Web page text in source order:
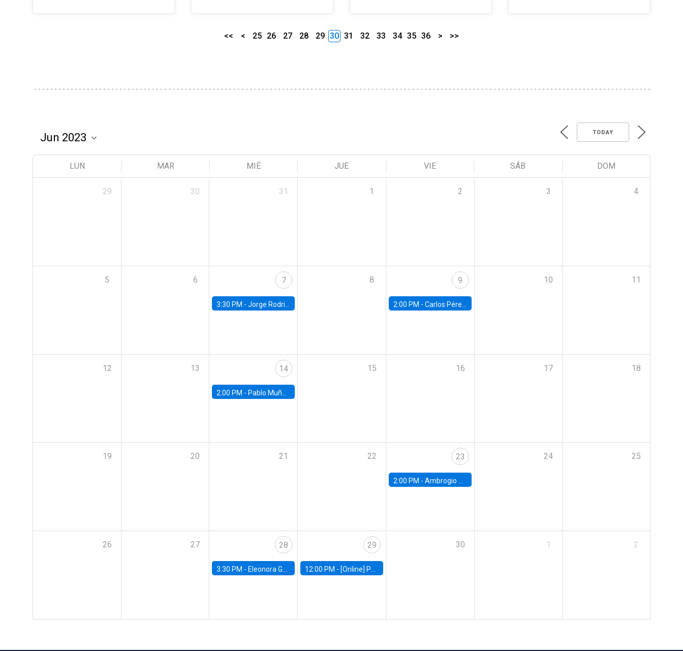
<< < 25 26 27 28 29 30 31 32 33 34 35 36 > >>
TODAY
LUN MAR MIÉ JUE VIE SÁB DOM
29 30 31 1 2 3 4
5 6 7
3:30 PM -Jorge Rodriguez, Universidad de Los Andes
8 9
2:00 PM - Carlos Pérez, Universidad Finis Terrae
10 11
12 13 14
2:00 PM - Pablo Muñoz, Universidad de Chile
15 16 17 18
19 20 21 22 23
2:00 PM - Ambrogio Cesa-Bianchi, Bank of England
24 25
26 27 28
3:30 PM - Eleonora Guarnieri, Exeter University
29
12:00 PM - [Online] Pablo Slutzky, University of Maryland
30 1 2